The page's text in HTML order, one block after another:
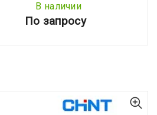
В наличии
По запросу